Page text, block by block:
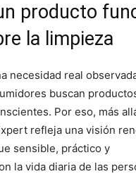
producto
la limpieza
necesidad real
buscan
Por eso, más
refleja una visión
sensible, práctico y
la vida diaria de las